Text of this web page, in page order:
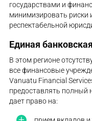
государствами и
минимизировать риски
респектабельной
Единая
В этом регионе
все финансовые
Vanuatu Financial
предоставлять полный
дает право на: